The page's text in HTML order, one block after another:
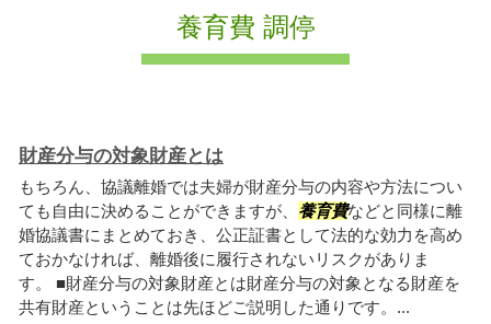
養育費 調停
財産分与の対象財産とは
もちろん、協議離婚では夫婦が財産分与の内容や方法につい
ても自由に決めることができますが、 養育費などと同様に離
婚協議書にまとめておき、公正証書として法的な効力を高め
ておかなければ、離婚後に履行されないリスクがありま
す。 ■財産分与の対象財産とは財産分与の対象となる財産を
共有財産ということは先ほどご説明した通りです。...